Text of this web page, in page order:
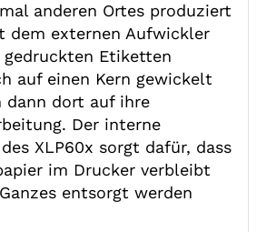
anderen Ortes produziert
dem externen Aufwickler
gedruckten Etiketten
auf einen Kern gewickelt
dann dort auf ihre
Der interne
XLP60x sorgt dafür, dass
im Drucker verbleibt
entsorgt werden